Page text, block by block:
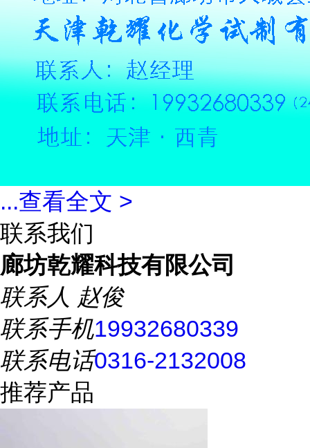
...查看全文 >
联系我们
廊坊乾耀科技有限公司
联系人 赵俊
联系手机19932680339
联系电话0316-2132008
推荐产品